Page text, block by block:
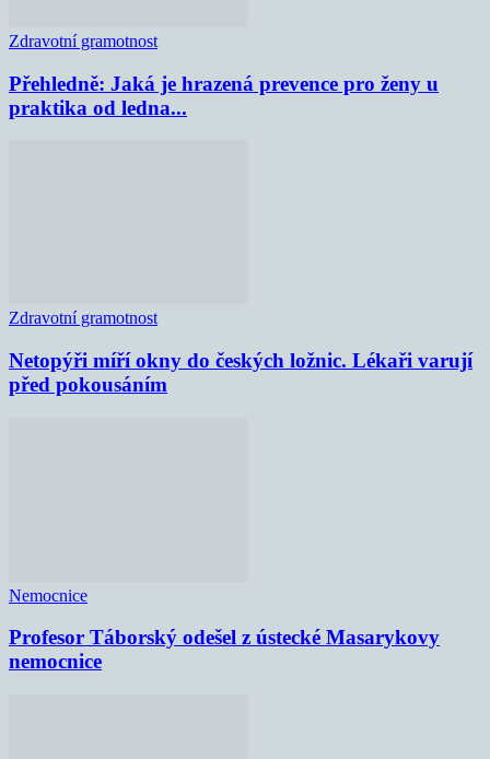
Zdravotní gramotnost
Přehledně: Jaká je hrazená prevence pro ženy u
praktika od ledna...
Zdravotní gramotnost
Netopýři míří okny do českých ložnic. Lékaři varují
před pokousáním
Nemocnice
Profesor Táborský odešel z ústecké Masarykovy
nemocnice